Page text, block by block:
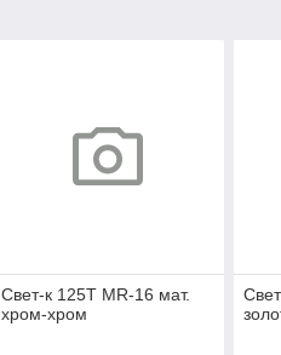
Свет-к 125Т MR-16 мат.
хром-хром